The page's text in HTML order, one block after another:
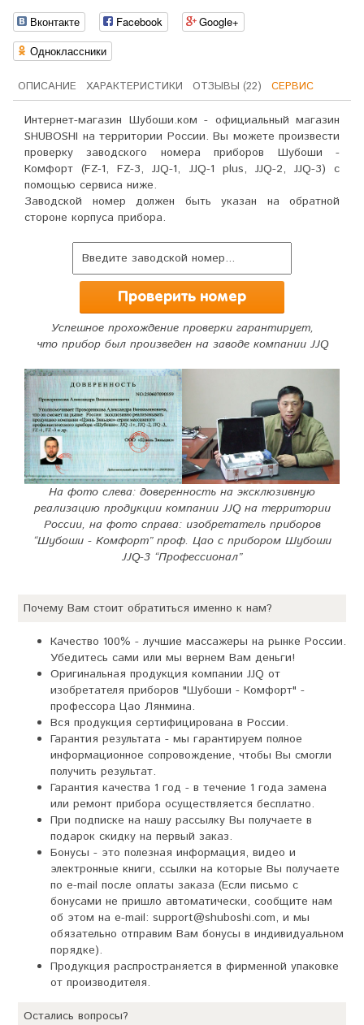
основано
на
оценках
Вконтакте Facebook
Google+
Одноклассники
ОПИСАНИЕ ХАРАКТЕРИСТИКИ ОТЗЫВЫ (22) СЕРВИС
Интернет-магазин Шубоши.ком - официальный магазин
SHUBOSHI на территории России. Вы можете произвести
проверку заводского номера приборов Шубоши -
Комфорт (FZ-1, FZ-3, JJQ-1, JJQ-1 plus, JJQ-2, JJQ-3) с
помощью сервиса ниже.
Заводской номер должен быть указан на обратной
стороне корпуса прибора.
Успешное прохождение проверки гарантирует,
что прибор был произведен на заводе компании JJQ
На фото слева: доверенность на эксклюзивную
реализацию продукции компании JJQ на территории
России, на фото справа: изобретатель приборов
“Шубоши - Комфорт” проф. Цао с прибором Шубоши
JJQ-3 “Профессионал”
Почему Вам стоит обратиться именно к нам?
Качество 100% - лучшие массажеры на рынке России.
Убедитесь сами или мы вернем Вам деньги!
Оригинальная продукция компании JJQ от
изобретателя приборов "Шубоши - Комфорт" -
профессора Цао Лянмина.
Вся продукция сертифицирована в России.
Гарантия результата - мы гарантируем полное
информационное сопровождение, чтобы Вы смогли
получить результат.
Гарантия качества 1 год - в течение 1 года замена
или ремонт прибора осуществляется бесплатно.
При подписке на нашу рассылку Вы получаете в
подарок скидку на первый заказ.
Бонусы - это полезная информация, видео и
электронные книги, ссылки на которые Вы получаете
по e-mail после оплаты заказа (Если письмо с
бонусами не пришло автоматически, сообщите нам
об этом на e-mail: support@shuboshi.com, и мы
обязательно отправим Вам бонусы в индивидуальном
порядке).
Продукция распространяется в фирменной упаковке
от производителя.
Остались вопросы?